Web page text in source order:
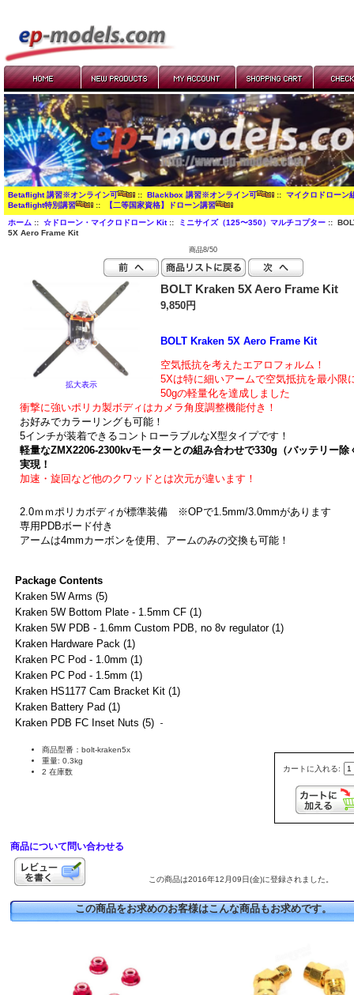
Betaflight 講習※オンライン可 :: Blackbox 講習※オンライン可 :: マイクロドローン
Betaflight特別講習
:: 【二等国家資格】ドローン講習
ホーム:: ☆ドローン・マイクロドローン Kit:: ミニサイズ（125〜350）マルチコプター::
5X Aero Frame Kit
商品8/50
拡大表示
BOLT Kraken 5X Aero Frame Kit
9,850円
BOLT Kraken 5X Aero Frame Kit
空気抵抗を考えたエアロフォルム！
5Xは特に細いアームで空気抵抗を最小限
50gの軽量化を達成しました
衝撃に強いポリカ製ボディはカメラ角度調整機能付き！
お好みでカラーリングも可能！
5インチが装着できるコントローラブルなX型タイプです！
軽量なZMX2206-2300kvモーターとの組み合わせで330g（バッテリー除
実現！
加速・旋回など他のクワッドとは次元が違います！
2.0ｍｍポリカボディが標準装備 ※OPで1.5mm/3.0mmがあります
専用PDBボード付き
アームは4mmカーボンを使用、アームのみの交換も可能！
Package Contents
Kraken 5W Arms (5)
Kraken 5W Bottom Plate - 1.5mm CF (1)
Kraken 5W PDB - 1.6mm Custom PDB, no 8v regulator (1)
Kraken Hardware Pack (1)
Kraken PC Pod - 1.0mm (1)
Kraken PC Pod - 1.5mm (1)
Kraken HS1177 Cam Bracket Kit (1)
Kraken Battery Pad (1)
Kraken PDB FC Inset Nuts (5)
カートに入れる:
商品型番：bolt-kraken5x
重量: 0.3kg
2 在庫数
商品について問い合わせる
この商品は2016年12月09日(金)に登録されました。
この商品をお求めのお客様はこんな商品もお求めです。